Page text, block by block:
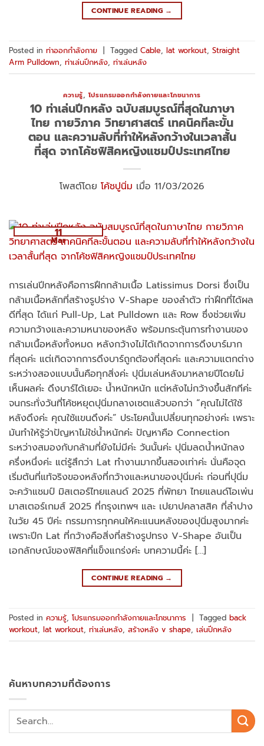
CONTINUE READING →
Posted in ท่าออกกำลังกาย Tagged Cable, lat workout, Straight
Arm Pulldown, ท่าเล่นปีกหลัง, ท่าเล่นหลัง
ความรู้,โปรแกรมออกกำลังกายและโภชนาการ
10 ท่าเล่นปีกหลัง ฉบับสมบูรณ์ที่สุดในภาษา
ไทย กายวิภาค วิทยาศาสตร์ เทคนิคทีละขั้น
ตอน และความลับที่ทำให้หลังกว้างในเวลาสั้น
ที่สุด จากโค้ชฟิสิคหญิงแชมป์ประเทศไทย
โพสต์โดย โค้ชปูนิ่ม เมื่อ 11/03/2026
11
Mar
การเล่นปีกหลังคือการฝึกกล้ามเนื้อ Latissimus Dorsi ซึ่งเป็น
กล้ามเนื้อหลักที่สร้างรูปร่าง V-Shape ของลำตัว ท่าฝึกที่ได้ผล
ดีที่สุด ได้แก่ Pull-Up, Lat Pulldown และ Row ซึ่งช่วยเพิ่ม
ความกว้างและความหนาของหลัง พร้อมกระตุ้นการทำงานของ
กล้ามเนื้อหลังทั้งหมด หลังกว้างไม่ได้เกิดจากการดึงบาร์มาก
ที่สุดค่ะ แต่เกิดจากการดึงบาร์ถูกต้องที่สุดค่ะ และความแตกต่าง
ระหว่างสองแบบนั้นคือทุกสิ่งค่ะ ปุนิ่มเล่นหลังมาหลายปีโดยไม่
เห็นผลค่ะ ดึงบาร์ได้เยอะ น้ำหนักหนัก แต่หลังไม่กว้างขึ้นสักทีค่ะ
จนกระทั่งวันที่โค้ชหยุดปุนิ่มกลางเซตแล้วบอกว่า “คุณไม่ได้ใช้
หลังดึงค่ะ คุณใช้แขนดึงค่ะ” ประโยคนั้นเปลี่ยนทุกอย่างค่ะ เพราะ
มันทำให้รู้ว่าปัญหาไม่ใช่น้ำหนักค่ะ ปัญหาคือ Connection
ระหว่างสมองกับกล้ามที่ยังไม่มีค่ะ วันนั้นค่ะ ปุนิ่มลดน้ำหนักลง
ครึ่งหนึ่งค่ะ แต่รู้สึกว่า Lat ทำงานมากขึ้นสองเท่าค่ะ นั่นคือจุด
เริ่มต้นที่แท้จริงของหลังที่กว้างและหนาของปุนิ่มค่ะ ก่อนที่ปุนิ่ม
จะคว้าแชมป์ มิสเตอร์ไทยแลนด์ 2025 ที่พัทยา ไทยแลนด์โอเพ่น
มาสเตอร์เกมส์ 2025 ที่กรุงเทพฯ และ เปยาปคลาสสิค ที่ลำปาง
ในวัย 45 ปีค่ะ กรรมการทุกคนให้คะแนนหลังของปุนิ่มสูงมากค่ะ
เพราะปีก Lat ที่กว้างคือสิ่งที่สร้างรูปทรง V-Shape อันเป็น
เอกลักษณ์ของฟิสิคที่แข็งแกร่งค่ะ บทความนี้ค่ะ […]
CONTINUE READING →
Posted in ความรู้, โปรแกรมออกกำลังกายและโภชนาการ Tagged back
workout, lat workout, ท่าเล่นหลัง, สร้างหลัง v shape, เล่นปีกหลัง
ค้นหาบทความที่ต้องการ